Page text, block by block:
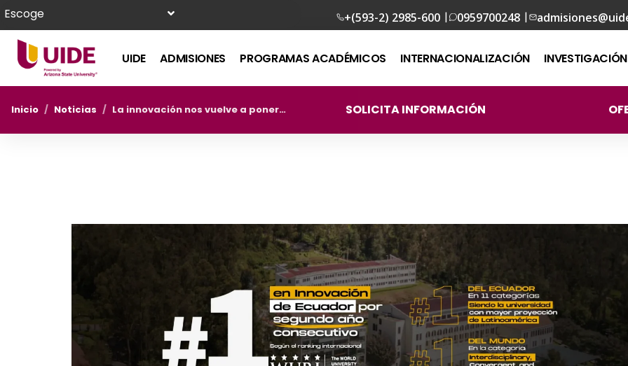
Escoge +(593-2) 2985-600 | 0959700248 |
UIDE ADMISIONES PROGRAMAS ACADÉMICOS INTERNACIONALIZACIÓN INVESTIGACIÓN
Inicio / Noticias / La innovación nos vuelve a poner en la cima de Ecuador y el mundo, según WURI 2026 SOLICITA INFORMACIÓN